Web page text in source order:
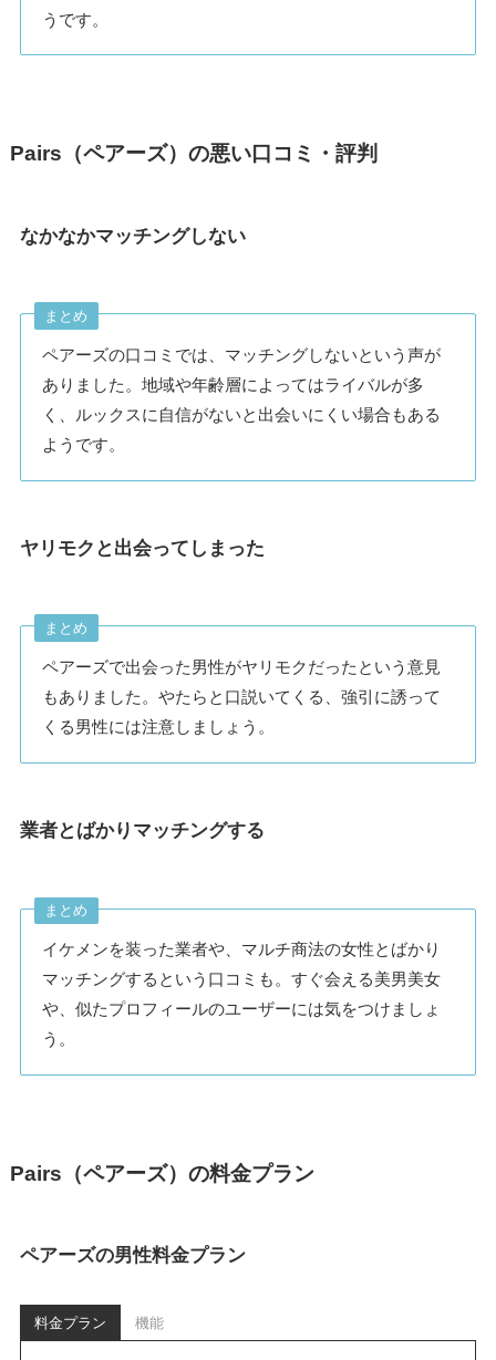
うです。
Pairs（ペアーズ）の悪い口コミ・評判
なかなかマッチングしない
まとめ
ペアーズの口コミでは、マッチングしないという声が
ありました。地域や年齢層によってはライバルが多
く、ルックスに自信がないと出会いにくい場合もある
ようです。
ヤリモクと出会ってしまった
まとめ
ペアーズで出会った男性がヤリモクだったという意見
もありました。やたらと口説いてくる、強引に誘って
くる男性には注意しましょう。
業者とばかりマッチングする
まとめ
イケメンを装った業者や、マルチ商法の女性とばかり
マッチングするという口コミも。すぐ会える美男美女
や、似たプロフィールのユーザーには気をつけましょ
う。
Pairs（ペアーズ）の料金プラン
ペアーズの男性料金プラン
料金プラン 機能